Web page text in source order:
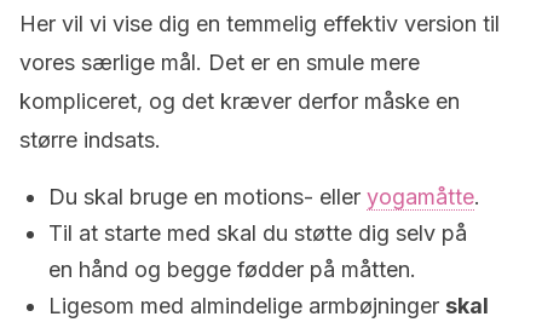
Her vil vi vise dig en temmelig effektiv version til
vores særlige mål. Det er en smule mere
kompliceret, og det kræver derfor måske en
større indsats.
Du skal bruge en motions- eller yogamåtte.
Til at starte med skal du støtte dig selv på
en hånd og begge fødder på måtten.
Ligesom med almindelige armbøjninger skal